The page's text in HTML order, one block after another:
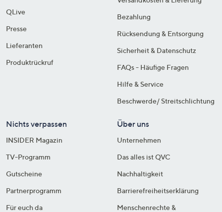
QLive
Presse
Lieferanten
Produktrückruf
Bezahlung
Rücksendung & Entsorgung
Sicherheit & Datenschutz
FAQs - Häufige Fragen
Hilfe & Service
Beschwerde/ Streitschlichtung
Nichts verpassen
INSIDER Magazin
TV-Programm
Gutscheine
Partnerprogramm
Für euch da
Über uns
Unternehmen
Das alles ist QVC
Nachhaltigkeit
Barrierefreiheitserklärung
Menschenrechte &